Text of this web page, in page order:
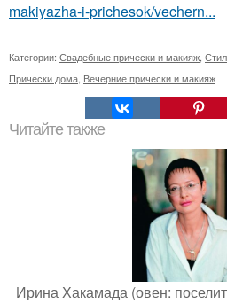
makiyazha-i-prichesok/vechern...
Категории: Свадебные прически и макияж,
Прически дома, Вечерние прически и макияж
Читайте также
Ирина Хакамада (овен: